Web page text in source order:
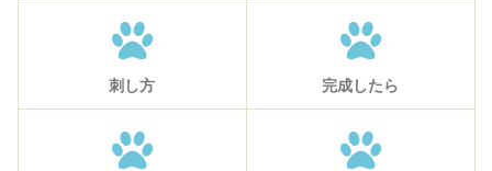
刺し方 完成したら